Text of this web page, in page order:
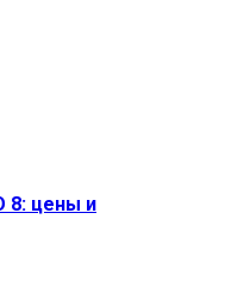
8: цены и